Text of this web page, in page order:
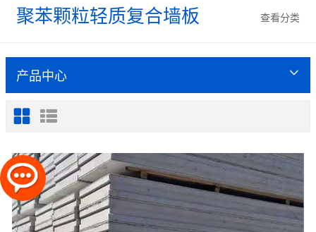
查看分类
聚苯颗粒轻质复合墙板
产品中心